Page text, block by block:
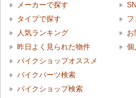
メーカーで探す
タイプで探す
人気ランキング
昨日よく見られた物件
バイクショップオススメ
バイクパーツ検索
バイクショップ検索
フ
お
個